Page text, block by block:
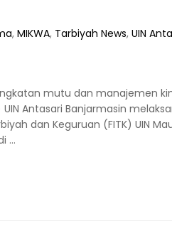
, MIKWA, Tarbiyah News, UIN
mutu dan manajemen
Antasari Banjarmasin
dan Keguruan (FITK) UIN
…